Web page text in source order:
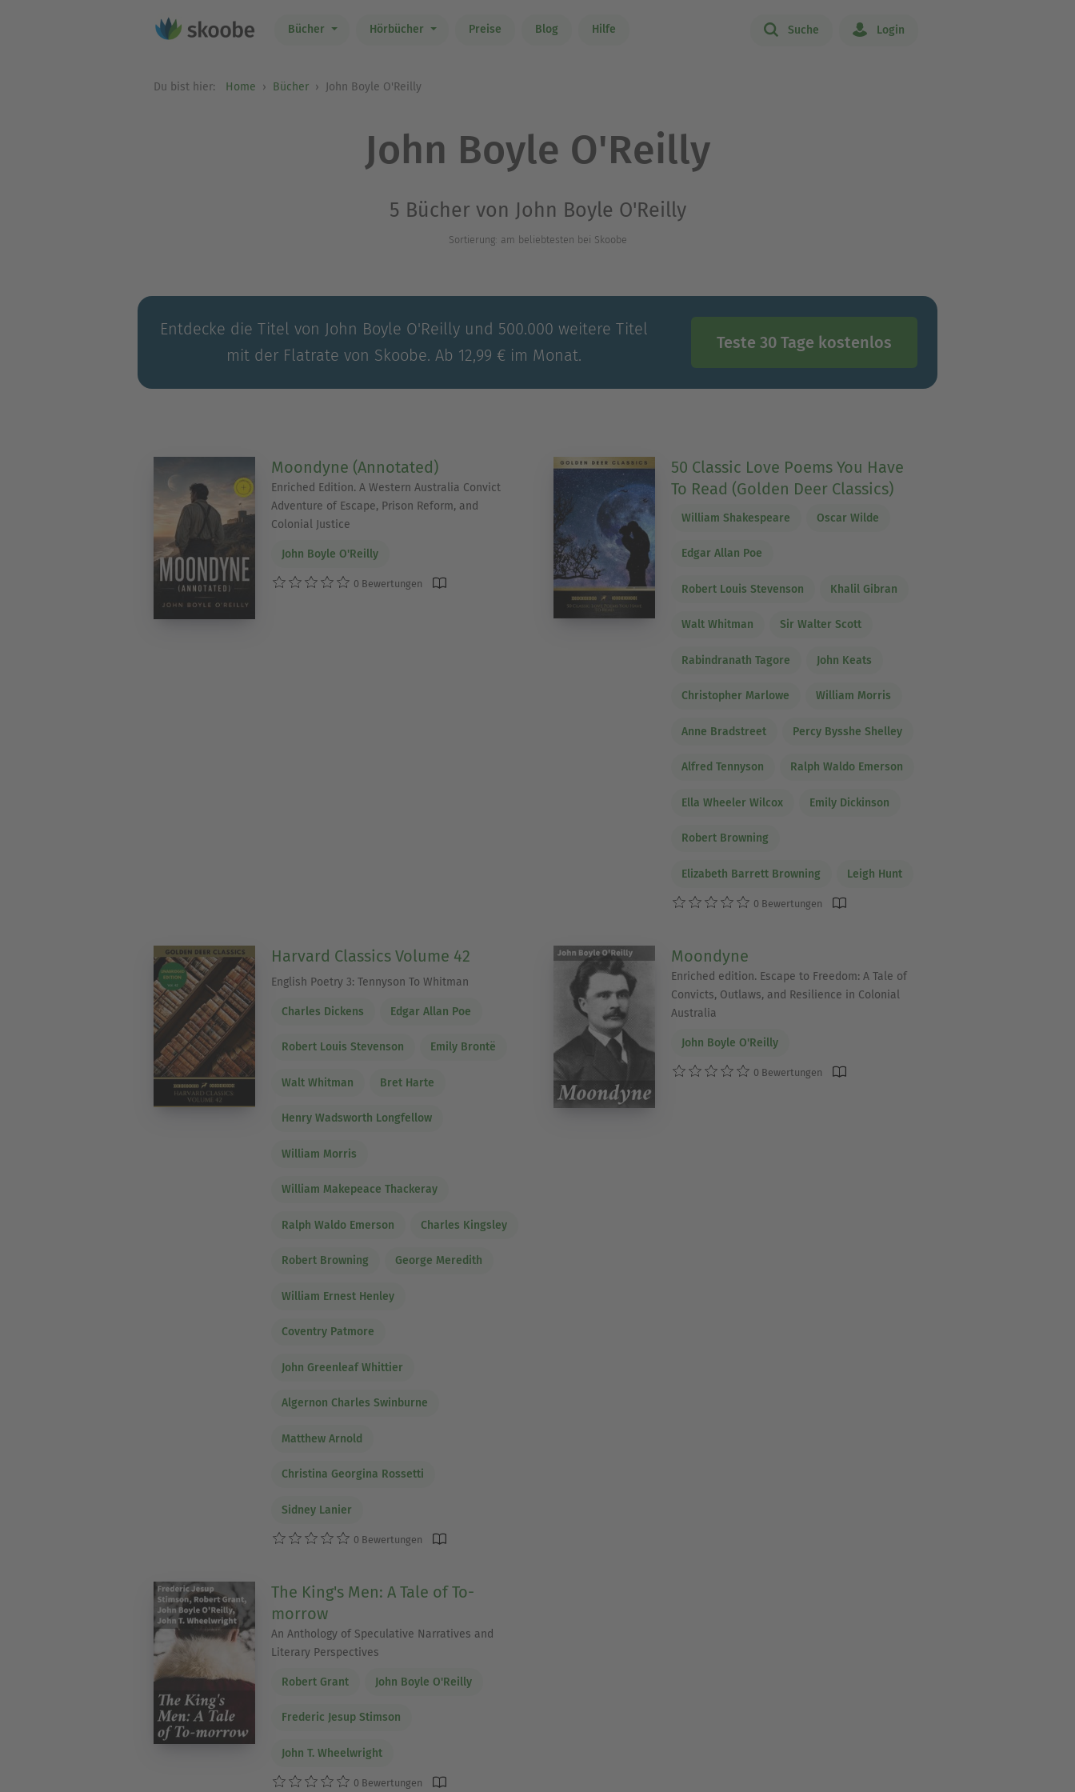
Bücher Hörbücher Preise Blog Hilfe Suche Login
Du bist hier: Home Bücher John Boyle O'Reilly
John Boyle O'Reilly
5 Bücher von John Boyle O'Reilly
Sortierung: am beliebtesten bei Skoobe
Entdecke die Titel von John Boyle O'Reilly und 500.000 weitere Titel
mit der Flatrate von Skoobe. Ab 12,99 € im Monat.
Teste 30 Tage kostenlos
Moondyne (Annotated)
Enriched Edition. A Western Australia Convict
Adventure of Escape, Prison Reform, and
Colonial Justice
John Boyle O'Reilly
0 Bewertungen
50 Classic Love Poems You Have
To Read (Golden Deer Classics)
William Shakespeare Oscar Wilde
Edgar Allan Poe
Robert Louis Stevenson Khalil Gibran
Walt Whitman Sir Walter Scott
Rabindranath Tagore John Keats
Christopher Marlowe William Morris
Anne Bradstreet Percy Bysshe Shelley
Alfred Tennyson Ralph Waldo Emerson
Ella Wheeler Wilcox Emily Dickinson
Robert Browning
Elizabeth Barrett Browning Leigh Hunt
0 Bewertungen
Harvard Classics Volume 42
English Poetry 3: Tennyson To Whitman
Charles Dickens Edgar Allan Poe
Robert Louis Stevenson Emily Brontë
Walt Whitman Bret Harte
Henry Wadsworth Longfellow
William Morris
William Makepeace Thackeray
Ralph Waldo Emerson Charles Kingsley
Robert Browning George Meredith
William Ernest Henley
Coventry Patmore
John Greenleaf Whittier
Algernon Charles Swinburne
Matthew Arnold
Christina Georgina Rossetti
Sidney Lanier
0 Bewertungen
Moondyne
Enriched edition. Escape to Freedom: A Tale of
Convicts, Outlaws, and Resilience in Colonial
Australia
John Boyle O'Reilly
0 Bewertungen
The King's Men: A Tale of To-
morrow
An Anthology of Speculative Narratives and
Literary Perspectives
Robert Grant John Boyle O'Reilly
Frederic Jesup Stimson
John T. Wheelwright
0 Bewertungen